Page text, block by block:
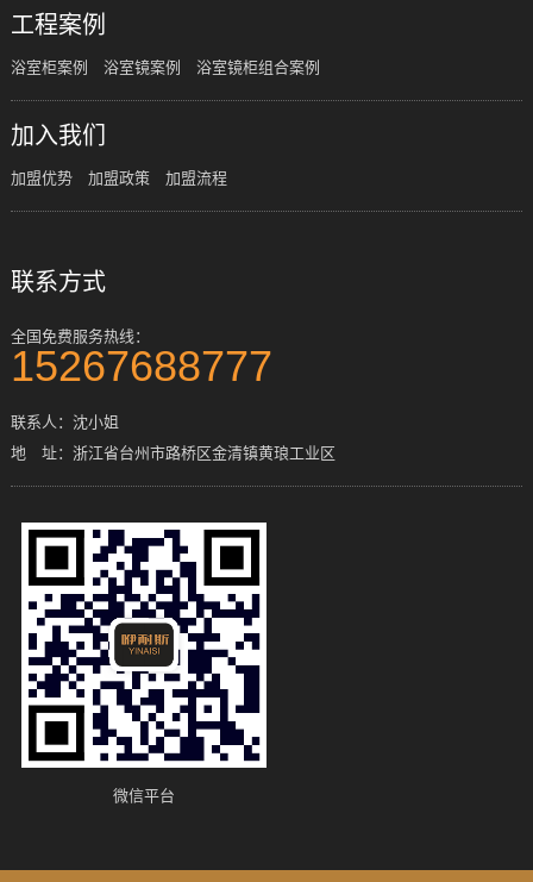
工程案例
浴室柜案例 浴室镜案例 浴室镜柜组合案例
加入我们
加盟优势 加盟政策 加盟流程
联系方式
全国免费服务热线：
15267688777
联系人：沈小姐
地 址：浙江省台州市路桥区金清镇黄琅工业区
微信平台